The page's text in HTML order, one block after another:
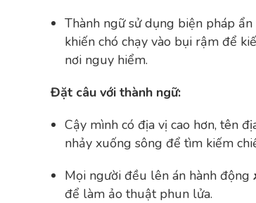
Thành ngữ sử dụng biện pháp
khiến chó chạy vào bụi rậm để
nơi nguy hiểm.
Đặt câu với thành ngữ:
Cậy mình có địa vị cao hơn, tên
nhảy xuống sông để tìm kiếm
Mọi người đều lên án hành động
để làm ảo thuật phun lửa.